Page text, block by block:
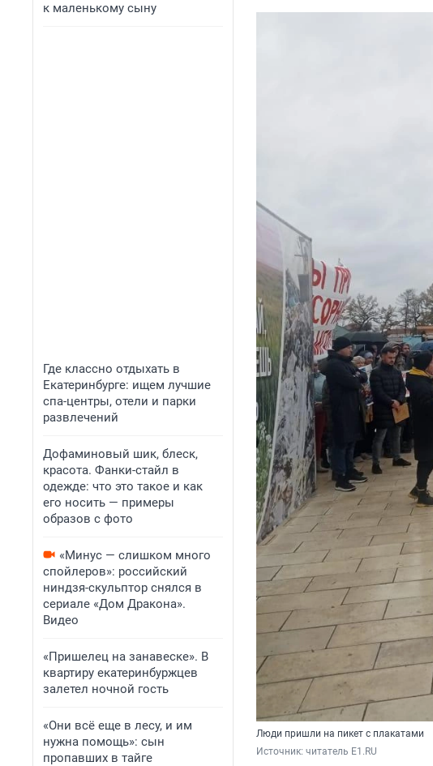
к маленькому сыну
Где классно отдыхать в
Екатеринбурге: ищем лучшие
спа-центры, отели и парки
развлечений
Дофаминовый шик, блеск,
красота. Фанки-стайл в
одежде: что это такое и как
его носить — примеры
образов с фото
«Минус — слишком много
спойлеров»: российский
ниндзя-скульптор снялся в
сериале «Дом Дракона».
Видео
«Пришелец на занавеске». В
квартиру екатеринбуржцев
залетел ночной гость
«Они всё еще в лесу, и им
нужна помощь»: сын
пропавших в тайге
Люди пришли на пикет с плакатами
Источник: читатель E1.RU